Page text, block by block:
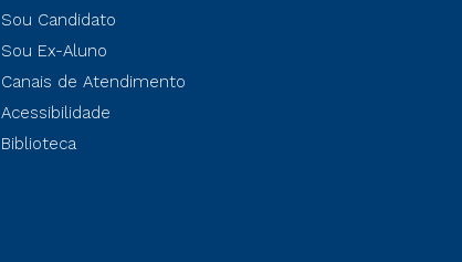
Sou Candidato
Sou Ex-Aluno
Canais de Atendimento
Acessibilidade
Biblioteca